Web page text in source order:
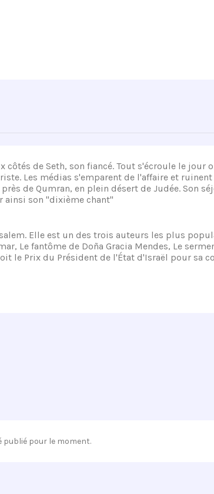
de Seth, son fiancé. Tout s'écroule le jour
Les médias s'emparent de l'affaire et
de Qumran, en plein désert de Judée. Son
ainsi son "dixième chant"
Elle est un des trois auteurs les plus
Le fantôme de Doña Gracia Mendes, Le
le Prix du Président de l'État d'Israël pour sa
publié pour le moment.